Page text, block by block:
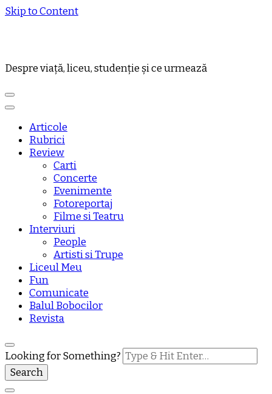
Skip to Content
Despre viață, liceu, studenție și ce urmează
Articole
Rubrici
Review
Carti
Concerte
Evenimente
Fotoreportaj
Filme si Teatru
Interviuri
People
Artisti si Trupe
Liceul Meu
Fun
Comunicate
Balul Bobocilor
Revista
Looking for Something?